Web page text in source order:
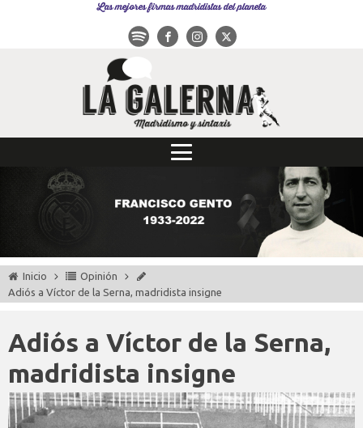
Las mejores firmas madridistas del planeta
Inicio
Opinión
Adiós a Víctor de la Serna, madridista insigne
Adiós a Víctor de la Serna,
madridista insigne